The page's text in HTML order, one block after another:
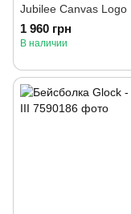
Jubilee Canvas Logo
1 960 грн
В наличии